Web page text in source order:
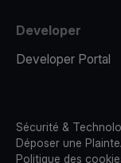
Developer
Developer Portal
Sécurité &
Déposer une Plainte
Politique des